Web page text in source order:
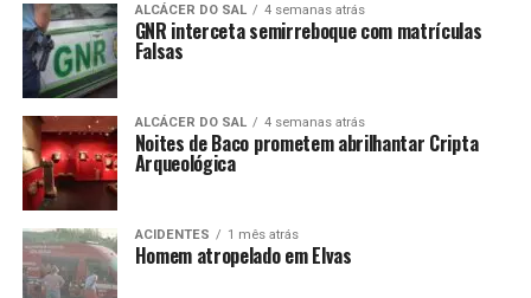
ALCÁCER DO SAL 4 semanas atrás
GNR interceta semirreboque com matrículas
Falsas
ALCÁCER DO SAL 4 semanas atrás
Noites de Baco prometem abrilhantar Cripta
Arqueológica
ACIDENTES 1 mês atrás
Homem atropelado em Elvas